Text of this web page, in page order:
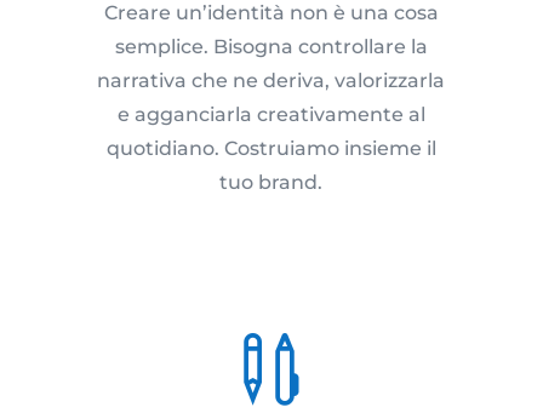
Creare un’identità non è una cosa
semplice. Bisogna controllare la
narrativa che ne deriva, valorizzarla
e agganciarla creativamente al
quotidiano. Costruiamo insieme il
tuo brand.
